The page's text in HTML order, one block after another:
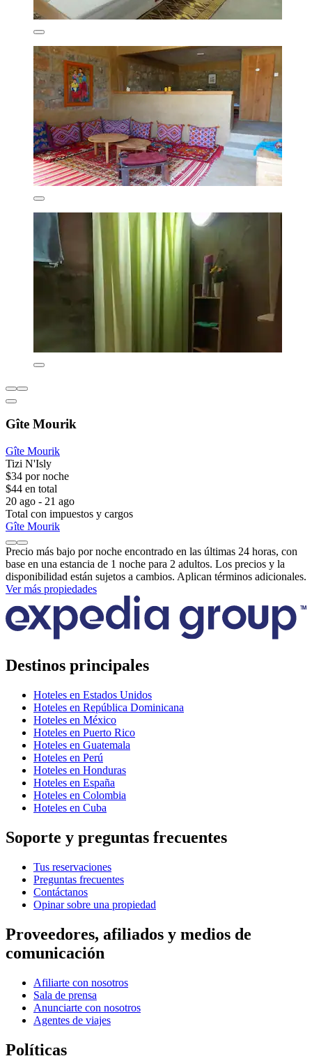
Gîte Mourik
Gîte Mourik
Tizi N'Isly
$34 por noche
$44 en total
20 ago - 21 ago
Total con impuestos y cargos
Gîte Mourik
Precio más bajo por noche encontrado en las últimas 24 horas, con
base en una estancia de 1 noche para 2 adultos. Los precios y la
disponibilidad están sujetos a cambios. Aplican términos adicionales.
Ver más propiedades
Destinos principales
Hoteles en Estados Unidos
Hoteles en República Dominicana
Hoteles en México
Hoteles en Puerto Rico
Hoteles en Guatemala
Hoteles en Perú
Hoteles en Honduras
Hoteles en España
Hoteles en Colombia
Hoteles en Cuba
Soporte y preguntas frecuentes
Tus reservaciones
Preguntas frecuentes
Contáctanos
Opinar sobre una propiedad
Proveedores, afiliados y medios de
comunicación
Afiliarte con nosotros
Sala de prensa
Anunciarte con nosotros
Agentes de viajes
Políticas